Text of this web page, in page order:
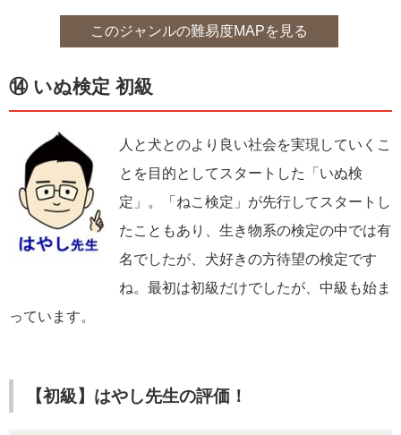
このジャンルの難易度MAPを見る
⑭ いぬ検定 初級
人と犬とのより良い社会を実現していくこ
とを目的としてスタートした「いぬ検
定」。「ねこ検定」が先行してスタートし
たこともあり、生き物系の検定の中では有
名でしたが、犬好きの方待望の検定です
ね。最初は初級だけでしたが、中級も始ま
っています。
【初級】はやし先生の評価！